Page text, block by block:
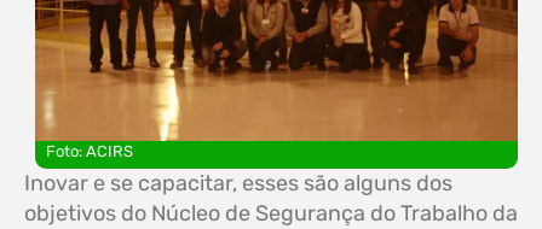
Foto: ACIRS
Inovar e se capacitar, esses são alguns dos
objetivos do Núcleo de Segurança do Trabalho da